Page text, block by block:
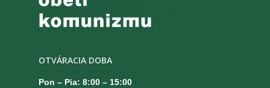
OTVÁRACIA DOBA
Pon – Pia: 8:00 – 15:00